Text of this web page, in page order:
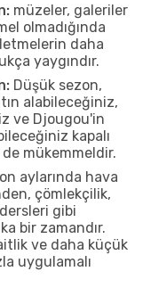
müzeler, galeriler
olmadığında
daha
yaygındır.
Düşük sezon,
alabileceğiniz,
ve Djougou'in
kapalı
mükemmeldir.
aylarında hava
çömlekçilik,
gibi
bir zamandır.
ve daha küçük
uygulamalı